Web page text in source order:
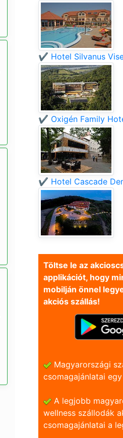
✔️ Hotel Silvanus
✔️ Oxigén Family
✔️ Hotel Cascade
Töltse le az
applikációt, hogy
mobilján önnel
akciós szállás!
Magyarországi
csomagajánlatai
A legjobb
wellness szállodák
csomagajánlatai a